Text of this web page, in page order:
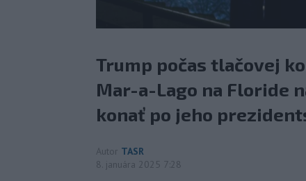
Trump počas tlačovej
Mar-a-Lago na Floride
konať po jeho
Autor TASR
8. januára 2025 7:28